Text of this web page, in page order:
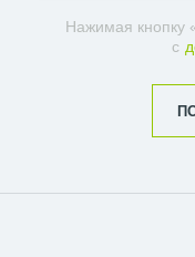
Нажимая кнопку
с